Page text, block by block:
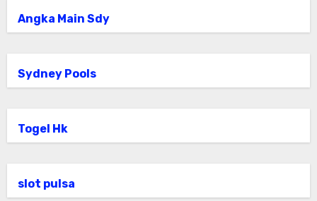
Angka Main Sdy
Sydney Pools
Togel Hk
slot pulsa